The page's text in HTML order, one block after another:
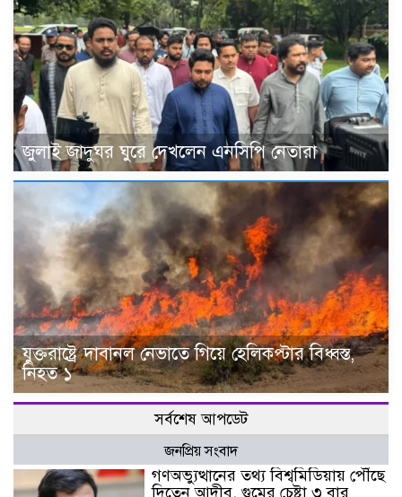
জুলাই জাদুঘর ঘুরে দেখলেন এনসিপি নেতারা
যুক্তরাষ্ট্রে দাবানল নেভাতে গিয়ে হেলিকপ্টার বিধ্বস্ত,
নিহত ১
সর্বশেষ আপডেট
জনপ্রিয় সংবাদ
গণঅভ্যুত্থানের তথ্য বিশ্বমিডিয়ায় পৌঁছে
দিতেন আদীব, গুমের চেষ্টা ৩ বার